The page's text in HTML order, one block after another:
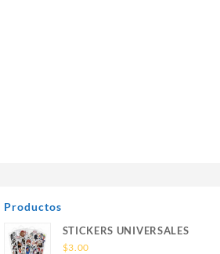
Productos
STICKERS UNIVERSALES
$3.00